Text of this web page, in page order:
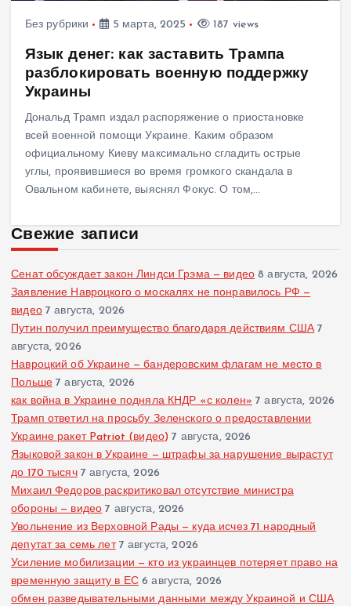
Без рубрики 5 марта, 2025 187 views
Язык денег: как заставить Трампа
разблокировать военную поддержку
Украины
Дональд Трамп издал распоряжение о приостановке
всей военной помощи Украине. Каким образом
официальному Киеву максимально сгладить острые
углы, проявившиеся во время громкого скандала в
Овальном кабинете, выяснял Фокус. О том,…
Свежие записи
Сенат обсуждает закон Линдси Грэма — видео 8 августа, 2026
Заявление Навроцкого о москалях не понравилось РФ —
видео 7 августа, 2026
Путин получил преимущество благодаря действиям США 7
августа, 2026
Навроцкий об Украине — бандеровским флагам не место в
Польше 7 августа, 2026
как война в Украине подняла КНДР «с колен» 7 августа, 2026
Трамп ответил на просьбу Зеленского о предоставлении
Украине ракет Patriot (видео) 7 августа, 2026
Языковой закон в Украине — штрафы за нарушение вырастут
до 170 тысяч 7 августа, 2026
Михаил Федоров раскритиковал отсутствие министра
обороны — видео 7 августа, 2026
Увольнение из Верховной Рады — куда исчез 71 народный
депутат за семь лет 7 августа, 2026
Усиление мобилизации — кто из украинцев потеряет право на
временную защиту в ЕС 6 августа, 2026
обмен разведывательными данными между Украиной и США